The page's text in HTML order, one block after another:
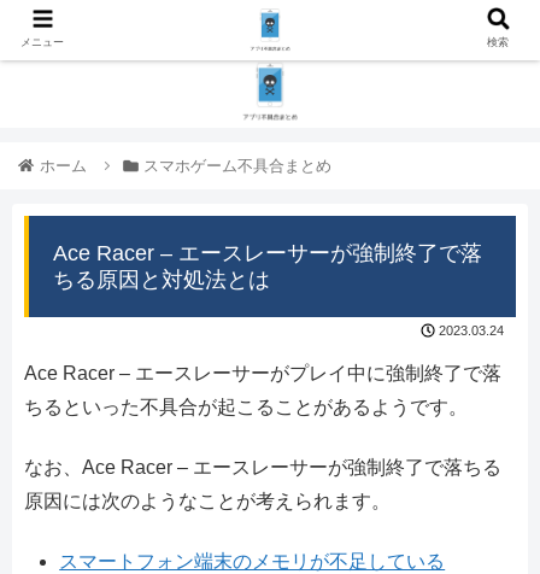
ホーム スマホゲーム不具合まとめ
Ace Racer – エースレーサーが強制終了で落
ちる原因と対処法とは
2023.03.24
Ace Racer – エースレーサーがプレイ中に強制終了で落
ちるといった不具合が起こることがあるようです。
なお、Ace Racer – エースレーサーが強制終了で落ちる
原因には次のようなことが考えられます。
スマートフォン端末のメモリが不足している
メニュー 検索